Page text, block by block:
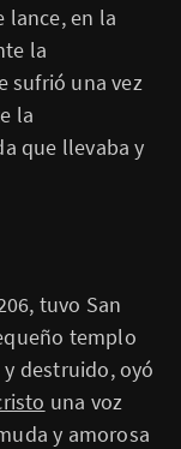
lance, en la
la
sufrió una vez
la
que llevaba y
tuvo San
templo
destruido, oyó
una voz
y amorosa